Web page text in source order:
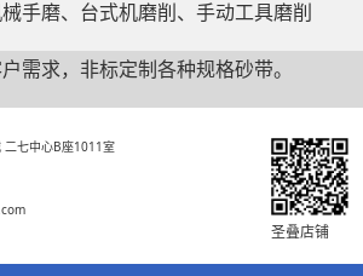
手磨、台式机磨削、手动工具磨削
需求，非标定制各种规格砂带。
二七中心B座1011室
圣叠店铺